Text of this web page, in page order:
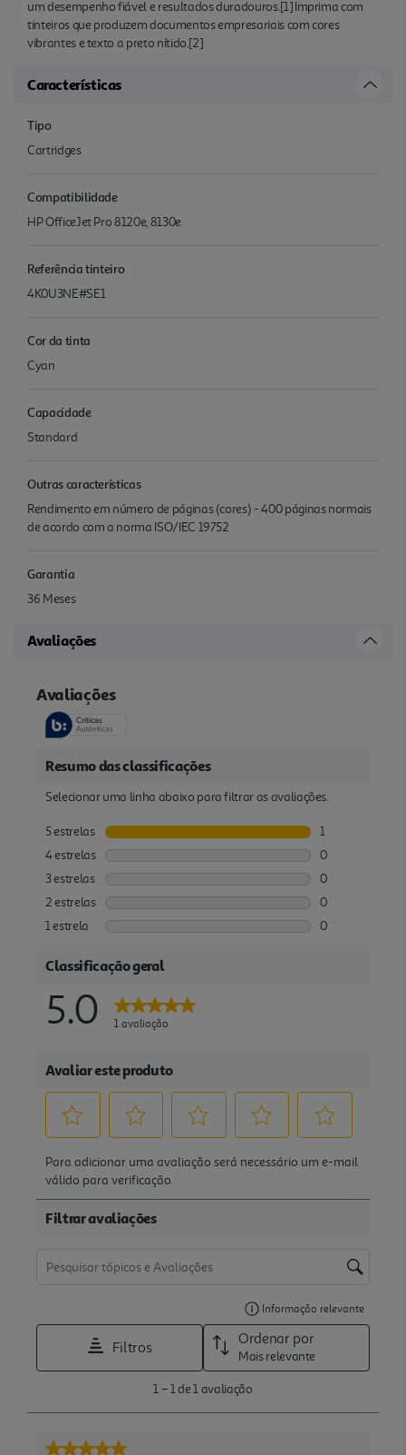
um desempenho fiável e resultados duradouros.[1] Imprima com
tinteiros que produzem documentos empresariais com cores
vibrantes e texto a preto nítido.[2]
Características
Tipo
Cartridges
Compatibilidade
HP OfficeJet Pro 8120e, 8130e
Referência tinteiro
4K0U3NE#SE1
Cor da tinta
Cyan
Capacidade
Standard
Outras características
Rendimento em número de páginas (cores) - 400 páginas normais
de acordo com a norma ISO/IEC 19752
Garantia
36 Meses
Avaliações